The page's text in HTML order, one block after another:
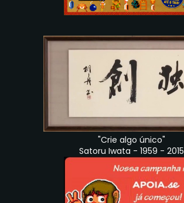
"Crie algo único"
Satoru Iwata - 1959 - 2015